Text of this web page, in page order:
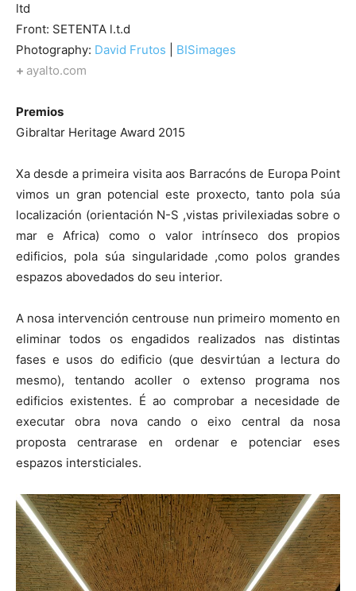
ltd
Front: SETENTA l.t.d
Photography: David Frutos
BISimages
+ ayalto.com
Premios
Gibraltar Heritage Award 2015
Xa desde a primeira visita aos Barracóns de Europa Point
vimos un gran potencial este proxecto, tanto pola súa
localización (orientación N-S ,vistas privilexiadas sobre o
mar e Africa) como o valor intrínseco dos propios
edificios, pola súa singularidade ,como polos grandes
espazos abovedados do seu interior.
A nosa intervención centrouse nun primeiro momento en
eliminar todos os engadidos realizados nas distintas
fases e usos do edificio (que desvirtúan a lectura do
mesmo), tentando acoller o extenso programa nos
edificios existentes. É ao comprobar a necesidade de
executar obra nova cando o eixo central da nosa
proposta centrarase en ordenar e potenciar eses
espazos intersticiales.